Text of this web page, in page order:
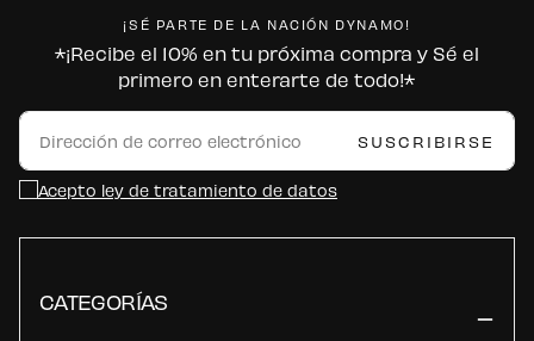
¡SÉ PARTE DE LA NACIÓN DYNAMO!
*¡Recibe el 10% en tu próxima compra y Sé el
primero en enterarte de todo!*
CORREO
ELECTRÓNICO SUSCRIBIRSE
Acepto ley de tratamiento de datos
CATEGORÍAS